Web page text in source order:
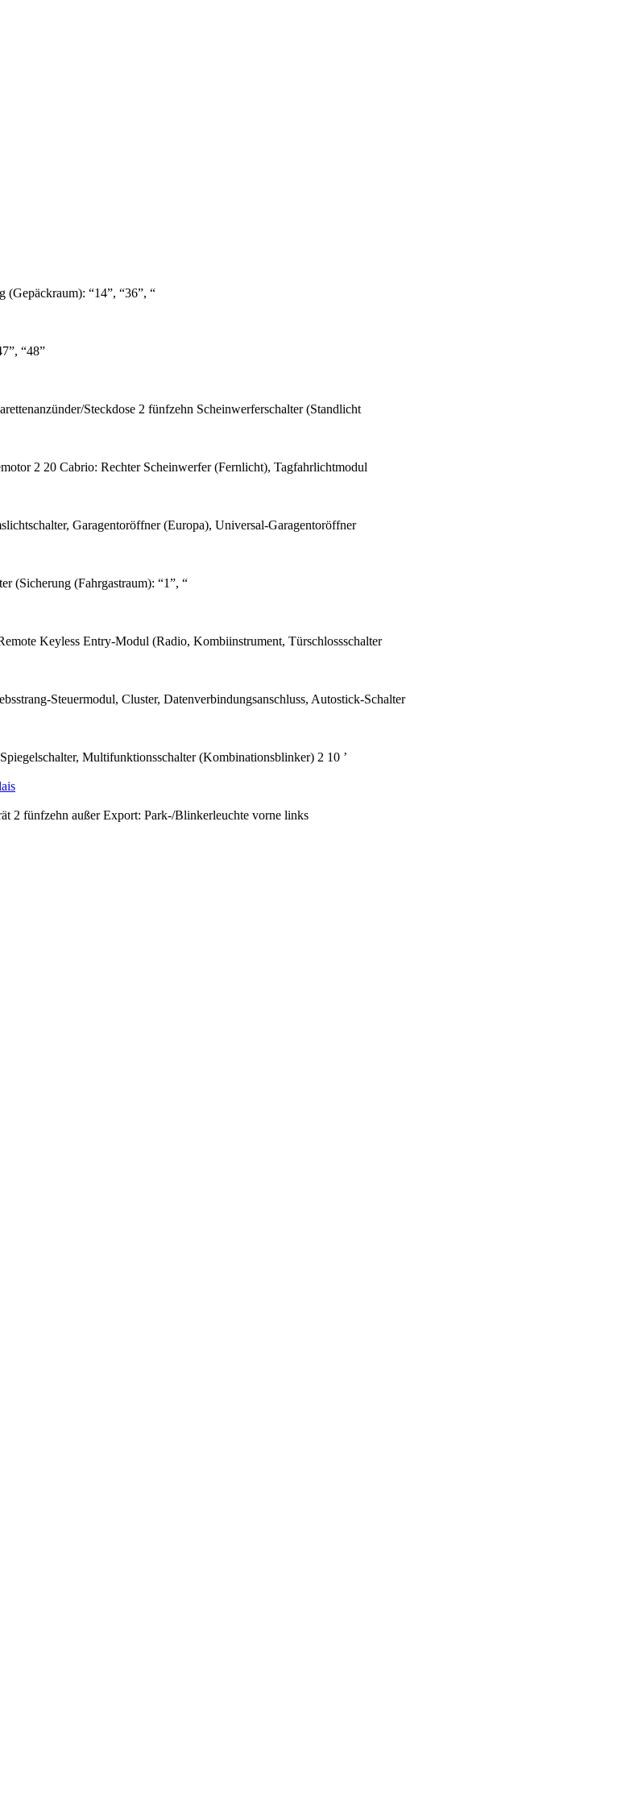
“14”, “36”, “
“48”
Steckdose 2 fünfzehn Scheinwerferschalter (Standlicht
2 20 Cabrio: Rechter Scheinwerfer (Fernlicht), Tagfahrlichtmodul
Garagentoröffner (Europa), Universal-Garagentoröffner
(Sicherung (Fahrgastraum): “1”, “
Keyless Entry-Modul (Radio, Kombiinstrument, Türschlossschalter
Steuermodul, Cluster, Datenverbindungsanschluss, Autostick-Schalter
Multifunktionsschalter (Kombinationsblinker) 2 10 ’
2 fünfzehn außer Export: Park-/Blinkerleuchte vorne links